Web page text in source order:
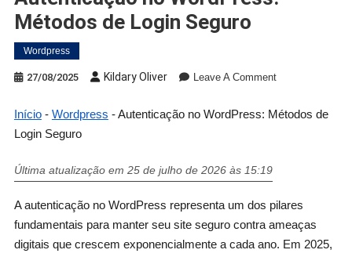
Métodos de Login Seguro
Wordpress
27/08/2025 Kildary Oliver Leave A Comment
Início- Wordpress -Autenticação no WordPress: Métodos de
Login Seguro
Última atualização em 25 de julho de 2026 às 15:19
A autenticação no WordPress representa um dos pilares
fundamentais para manter seu site seguro contra ameaças
digitais que crescem exponencialmente a cada ano. Em 2025,